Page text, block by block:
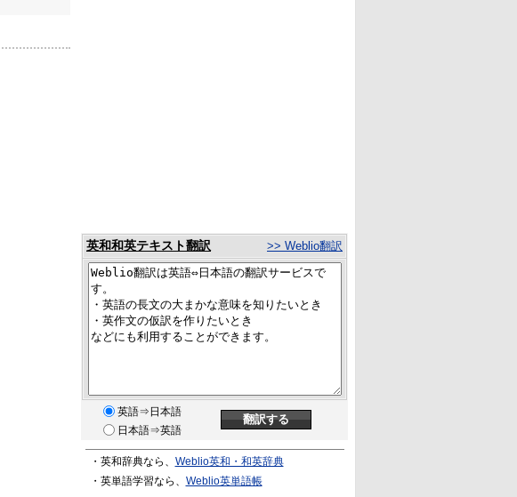
英和和英テキスト翻訳 >> Weblio翻訳
英語⇒日本語
日本語⇒英語
・英和辞典なら、 Weblio英和・和英辞典
・英単語学習なら、 Weblio英単語帳